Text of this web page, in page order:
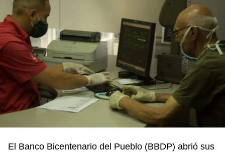
El Banco Bicentenario del Pueblo (BBDP) abrió sus